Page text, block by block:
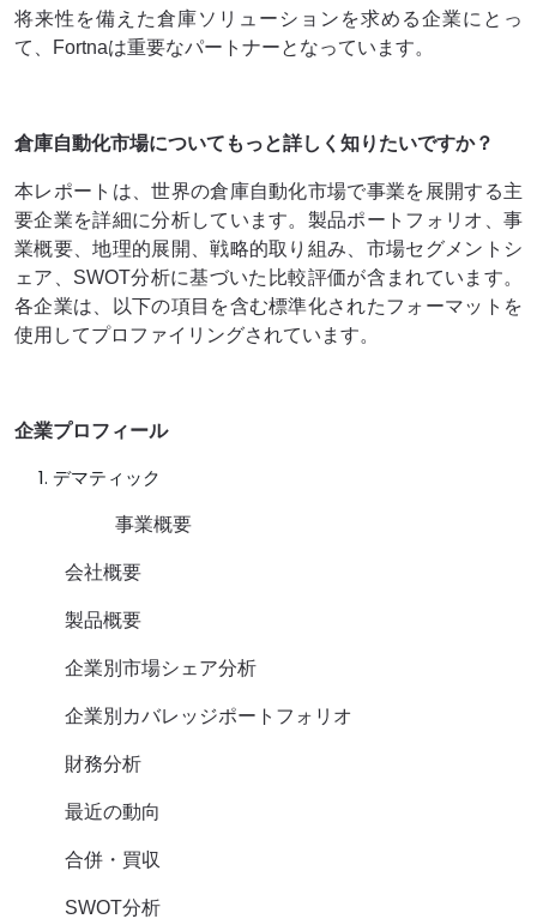
将来性を備えた倉庫ソリューションを求める企業にとっ
て、Fortnaは重要なパートナーとなっています。
倉庫自動化市場についてもっと詳しく知りたいですか？
本レポートは、世界の倉庫自動化市場で事業を展開する主
要企業を詳細に分析しています。製品ポートフォリオ、事
業概要、地理的展開、戦略的取り組み、市場セグメントシ
ェア、SWOT分析に基づいた比較評価が含まれています。
各企業は、以下の項目を含む標準化されたフォーマットを
使用してプロファイリングされています。
企業プロフィール
デマティック
事業概要
会社概要
製品概要
企業別市場シェア分析
企業別カバレッジポートフォリオ
財務分析
最近の動向
合併・買収
SWOT分析